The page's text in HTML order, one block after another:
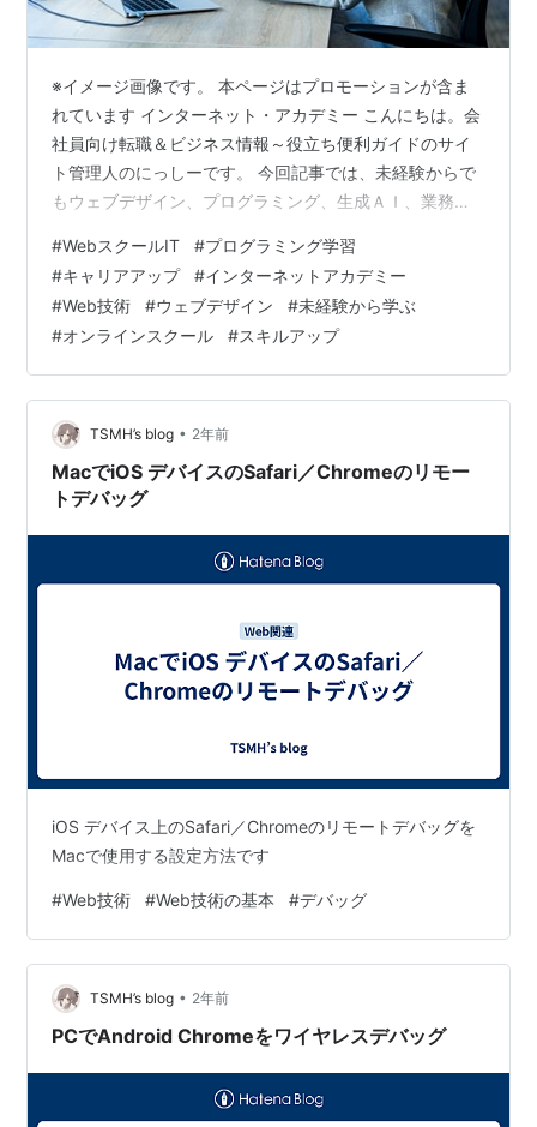
※イメージ画像です。 本ページはプロモーションが含ま
れています インターネット・アカデミー こんにちは。会
社員向け転職＆ビジネス情報～役立ち便利ガイドのサイ
ト管理人のにっしーです。 今回記事では、未経験からで
もウェブデザイン、プログラミング、生成ＡＩ、業務効
ら学びたい人に向けて、 インターネット・アカデミーに
ついて詳しい解説と、ご紹介させていただきます。 ご興
味ある方は、是非最後までお読みいただければ幸いで
す。💻✨ ① インターネットアカデミーの歴史と革新 ②
多彩なコースと柔軟な学習システム ③ 国の給付金制度
を活用した学習支援 ④ 実務直結…
#WebスクールIT #プログラミング学習
#キャリアアップ #インターネットアカデミー
#Web技術 #ウェブデザイン #未経験から学ぶ
#オンラインスクール #スキルアップ
TSMH’s blog • 2年前
MacでiOS デバイスのSafari／Chromeのリモー
トデバッグ
iOS デバイス上のSafari／Chromeのリモートデバッグを
Macで使用する設定方法です
#Web技術 #Web技術の基本 #デバッグ
TSMH’s blog • 2年前
PCでAndroid Chromeをワイヤレスデバッグ